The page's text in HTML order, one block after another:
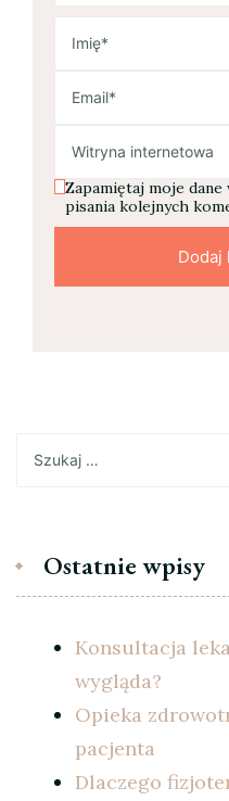
Zapamiętaj moje
pisania kolejnych
Ostatnie wpisy
Konsultacja
wygląda?
Opieka
pacjenta
Dlaczego